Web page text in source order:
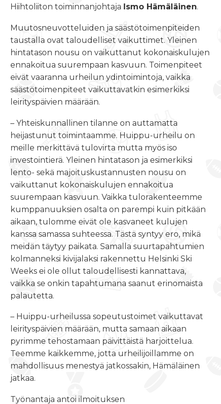
Hiihtoliiton toiminnanjohtaja Ismo Hämäläinen.
Muutosneuvotteluiden ja säästötoimenpiteiden
taustalla ovat taloudelliset vaikuttimet. Yleinen
hintatason nousu on vaikuttanut kokonaiskulujen
ennakoitua suurempaan kasvuun. Toimenpiteet
eivät vaaranna urheilun ydintoimintoja, vaikka
säästötoimenpiteet vaikuttavatkin esimerkiksi
leirityspäivien määrään.
– Yhteiskunnallinen tilanne on auttamatta
heijastunut toimintaamme. Huippu-urheilu on
meille merkittävä tulovirta mutta myös iso
investointierä. Yleinen hintatason ja esimerkiksi
lento- sekä majoituskustannusten nousu on
vaikuttanut kokonaiskulujen ennakoitua
suurempaan kasvuun. Vaikka tulorakenteemme
kumppanuuksien osalta on parempi kuin pitkään
aikaan, tulomme eivät ole kasvaneet kulujen
kanssa samassa suhteessa. Tästä syntyy ero, mikä
meidän täytyy paikata. Samalla suurtapahtumien
kolmanneksi kivijalaksi rakennettu Helsinki Ski
Weeks ei ole ollut taloudellisesti kannattava,
vaikka se onkin tapahtumana saanut erinomaista
palautetta.
– Huippu-urheilussa sopeutustoimet vaikuttavat
leirityspäivien määrään, mutta samaan aikaan
pyrimme tehostamaan päivittäistä harjoittelua.
Teemme kaikkemme, jotta urheilijoillamme on
mahdollisuus menestyä jatkossakin, Hämäläinen
jatkaa.
Työnantaja antoi ilmoituksen